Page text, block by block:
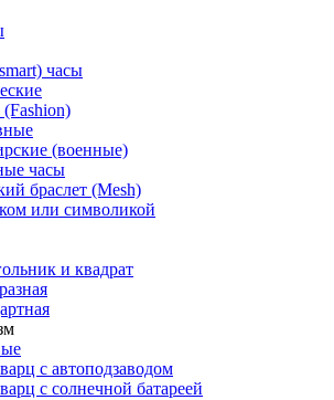
часы
(военные)
часы
браслет (Mesh)
или символикой
и квадрат
с автоподзаводом
с солнечной батареей